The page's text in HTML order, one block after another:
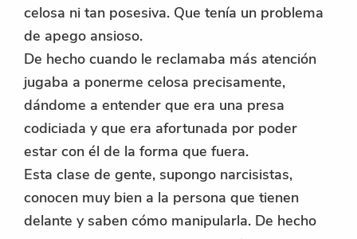
celosa ni tan posesiva. Que tenía un problema
de apego ansioso.
De hecho cuando le reclamaba más atención
jugaba a ponerme celosa precisamente,
dándome a entender que era una presa
codiciada y que era afortunada por poder
estar con él de la forma que fuera.
Esta clase de gente, supongo narcisistas,
conocen muy bien a la persona que tienen
delante y saben cómo manipularla. De hecho